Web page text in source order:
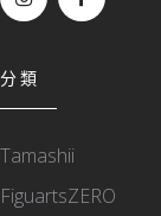
分類
Tamashii
FiguartsZERO